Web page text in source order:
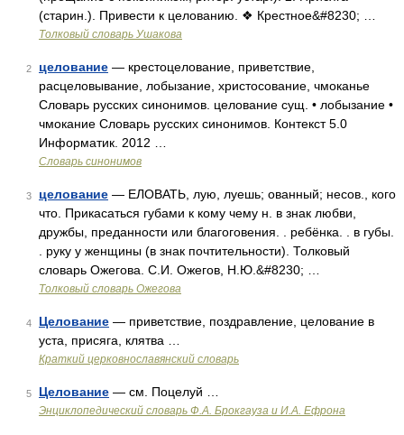
(старин.). Привести к целованию. ❖ Крестное&#8230; …
Толковый словарь Ушакова
2 целование — крестоцелование, приветствие,
расцеловывание, лобызание, христосование, чмоканье
Словарь русских синонимов. целование сущ. • лобызание •
чмокание Словарь русских синонимов. Контекст 5.0
Информатик. 2012 …
Словарь синонимов
3 целование — ЕЛОВАТЬ, лую, луешь; ованный; несов., кого
что. Прикасаться губами к кому чему н. в знак любви,
дружбы, преданности или благоговения. . ребёнка. . в губы.
. руку у женщины (в знак почтительности). Толковый
словарь Ожегова. С.И. Ожегов, Н.Ю.&#8230; …
Толковый словарь Ожегова
4 Целование — приветствие, поздравление, целование в
уста, присяга, клятва …
Краткий церковнославянский словарь
5 Целование — см. Поцелуй …
Энциклопедический словарь Ф.А. Брокгауза и И.А. Ефрона